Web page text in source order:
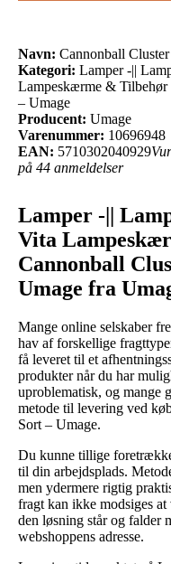
Navn: Cannonball
Kategori: Lamper -||
Lampeskærme & Tilbehør
– Umage
Producent: Umage
Varenummer: 10696948
EAN: 5710302040929
på 44 anmeldelser
Lamper -||
Vita
Cannonball
Umage fra
Mange online selskaber
hav af forskellige
få leveret til et
produkter når du har
uproblematisk, og mange
metode til levering ved
Sort – Umage.
Du kunne tillige
til din arbejdsplads.
men ydermere rigtig
fragt kan ikke modsiges
den løsning står og falder
webshoppens adresse.